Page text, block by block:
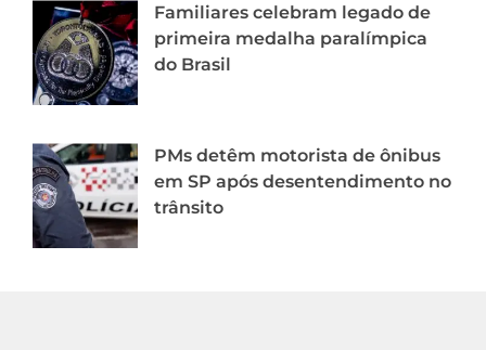
Familiares celebram legado de
primeira medalha paralímpica
do Brasil
PMs detêm motorista de ônibus
em SP após desentendimento no
trânsito